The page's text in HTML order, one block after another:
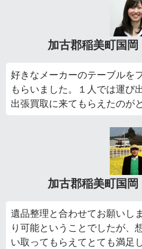
加古郡稲美町国
好きなメーカーのテーブルを
もらいました。１人では運び
出張買取に来てもらえたのが
加古郡稲美町国
遺品整理と合わせてお願いし
り可能ということでしたが、
い取ってもらえてとても満足